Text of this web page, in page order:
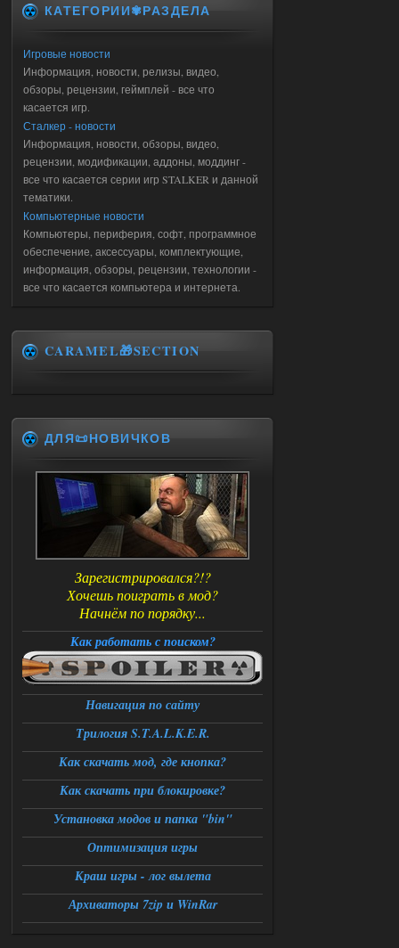
КАТЕГОРИИ✾РАЗДЕЛА
Игровые новости
Информация, новости, релизы, видео,
обзоры, рецензии, геймплей - все что
касается игр.
Сталкер - новости
Информация, новости, обзоры, видео,
рецензии, модификации, аддоны, моддинг -
все что касается серии игр STALKER и данной
тематики.
Компьютерные новости
Компьютеры, периферия, софт, программное
обеспечение, аксессуары, комплектующие,
информация, обзоры, рецензии, технологии -
все что касается компьютера и интернета.
CARAMEL🎁SECTION
ДЛЯ📜НОВИЧКОВ
Зарегистрировался?!?
Хочешь поиграть в мод?
Начнём по порядку...
Как работать с поиском?
Навигация по сайту
Трилогия S.T.A.L.K.E.R.
Как скачать мод, где кнопка?
Как скачать при блокировке?
Установка модов и папка "bin"
Оптимизация игры
Краш игры - лог вылета
Архиваторы 7zip и WinRar